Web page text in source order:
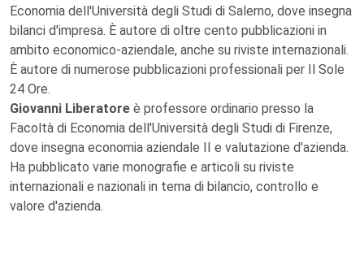
Economia dell'Università degli Studi di Salerno, dove insegna
bilanci d'impresa. È autore di oltre cento pubblicazioni in
ambito economico-aziendale, anche su riviste internazionali.
È autore di numerose pubblicazioni professionali per Il Sole
24 Ore.
Giovanni Liberatore è professore ordinario presso la
Facoltà di Economia dell'Università degli Studi di Firenze,
dove insegna economia aziendale II e valutazione d'azienda.
Ha pubblicato varie monografie e articoli su riviste
internazionali e nazionali in tema di bilancio, controllo e
valore d'azienda.